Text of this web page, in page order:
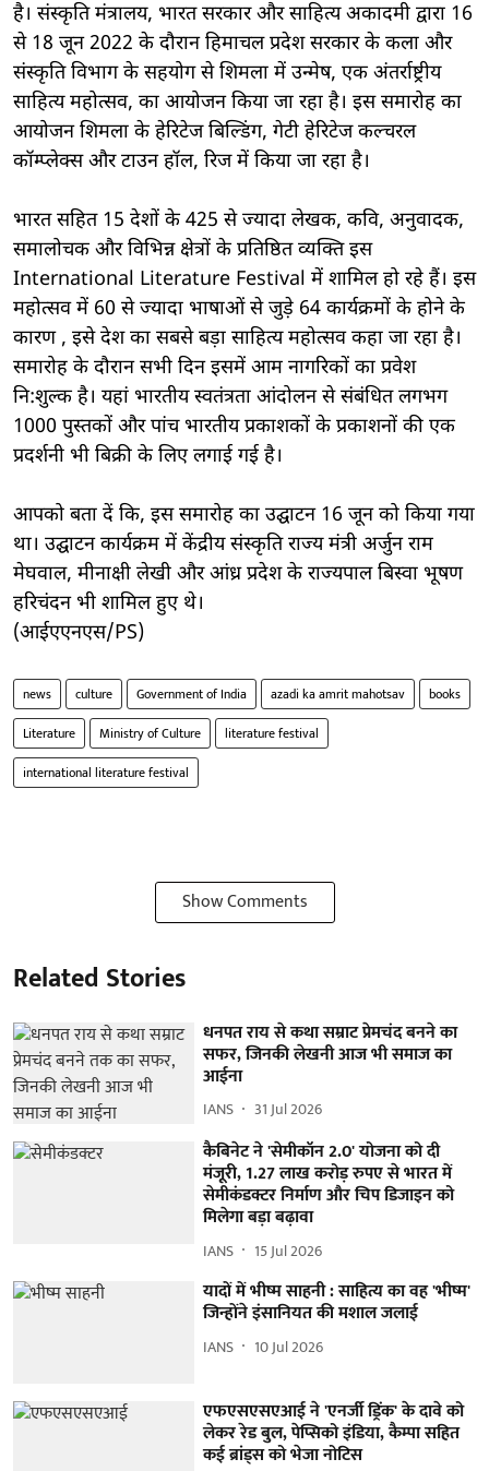
है। संस्कृति मंत्रालय, भारत सरकार और साहित्य अकादमी द्वारा 16
से 18 जून 2022 के दौरान हिमाचल प्रदेश सरकार के कला और
संस्कृति विभाग के सहयोग से शिमला में उन्मेष, एक अंतर्राष्ट्रीय
साहित्य महोत्सव, का आयोजन किया जा रहा है। इस समारोह का
आयोजन शिमला के हेरिटेज बिल्डिंग, गेटी हेरिटेज कल्चरल
कॉम्प्लेक्स और टाउन हॉल, रिज में किया जा रहा है।
भारत सहित 15 देशों के 425 से ज्यादा लेखक, कवि, अनुवादक,
समालोचक और विभिन्न क्षेत्रों के प्रतिष्ठित व्यक्ति इस
International Literature Festival में शामिल हो रहे हैं। इस
महोत्सव में 60 से ज्यादा भाषाओं से जुड़े 64 कार्यक्रमों के होने के
कारण , इसे देश का सबसे बड़ा साहित्य महोत्सव कहा जा रहा है।
समारोह के दौरान सभी दिन इसमें आम नागरिकों का प्रवेश
नि:शुल्क है। यहां भारतीय स्वतंत्रता आंदोलन से संबंधित लगभग
1000 पुस्तकों और पांच भारतीय प्रकाशकों के प्रकाशनों की एक
प्रदर्शनी भी बिक्री के लिए लगाई गई है।
आपको बता दें कि, इस समारोह का उद्घाटन 16 जून को किया गया
था। उद्घाटन कार्यक्रम में केंद्रीय संस्कृति राज्य मंत्री अर्जुन राम
मेघवाल, मीनाक्षी लेखी और आंध्र प्रदेश के राज्यपाल बिस्वा भूषण
हरिचंदन भी शामिल हुए थे।
(आईएएनएस/PS)
news culture Government of India azadi ka amrit mahotsav
books
Literature
Ministry of Culture
literature festival
international literature festival
Show Comments
Related Stories
धनपत राय से कथा सम्राट प्रेमचंद बनने का
सफर, जिनकी लेखनी आज भी समाज का
आईना
IANS 31 Jul 2026
कैबिनेट ने 'सेमीकॉन 2.0' योजना को दी
मंजूरी, 1.27 लाख करोड़ रुपए से भारत में
सेमीकंडक्टर निर्माण और चिप डिजाइन को
मिलेगा बड़ा बढ़ावा
IANS 15 Jul 2026
यादों में भीष्म साहनी : साहित्य का वह 'भीष्म'
जिन्होंने इंसानियत की मशाल जलाई
IANS 10 Jul 2026
एफएसएसएआई ने 'एनर्जी ड्रिंक' के दावे को
लेकर रेड बुल, पेप्सिको इंडिया, कैम्पा सहित
कई ब्रांड्स को भेजा नोटिस